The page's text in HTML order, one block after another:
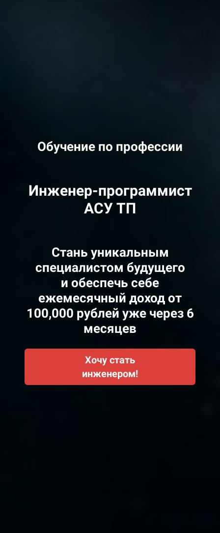
Обучение по профессии
Инженер-программист
АСУ ТП
Стань уникальным
специалистом будущего
и обеспечь себе
ежемесячный доход от
100,000 рублей уже через 6
месяцев
Хочу стать
инженером!